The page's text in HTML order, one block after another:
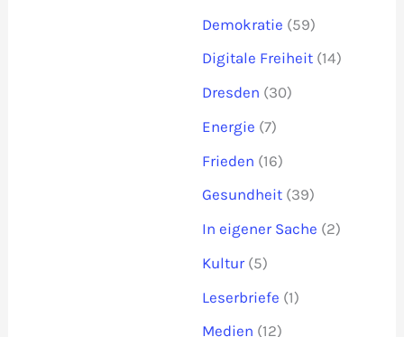
Demokratie (59)
Digitale Freiheit (14)
Dresden (30)
Energie (7)
Frieden (16)
Gesundheit (39)
In eigener Sache (2)
Kultur (5)
Leserbriefe (1)
Medien (12)